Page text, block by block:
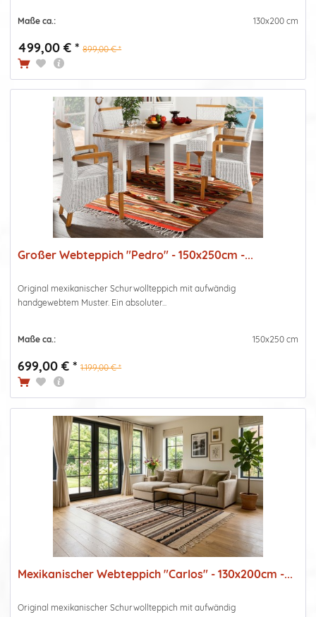
Maße ca.: 130x200 cm
499,00 € * 899,00 € *
Großer Webteppich "Pedro" - 150x250cm -...
Original mexikanischer Schurwollteppich mit aufwändig
handgewebtem Muster. Ein absoluter...
Maße ca.: 150x250 cm
699,00 € * 1.199,00 € *
Mexikanischer Webteppich "Carlos" - 130x200cm -...
Original mexikanischer Schurwollteppich mit aufwändig